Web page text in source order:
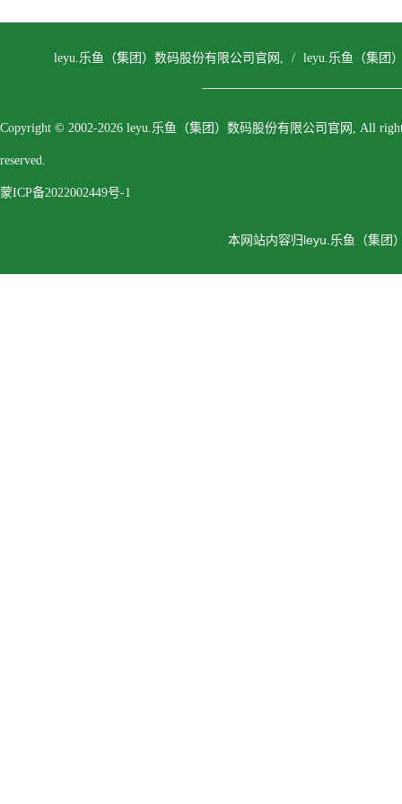
leyu.乐鱼（集团）数码股份有限公司官网, / leyu.乐鱼（集团
Copyright © 2002-2026 leyu.乐鱼（集团）数码股份有限公司官网, All
reserved.
蒙ICP备2022002449号-1
本网站内容归leyu.乐鱼（集团